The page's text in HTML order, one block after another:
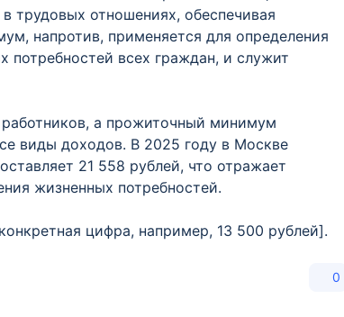
трудовых отношениях, обеспечивая
напротив, применяется для определения
потребностей всех граждан, и служит
а прожиточный минимум
виды доходов. В 2025 году в Москве
21 558 рублей, что отражает
жизненных потребностей.
цифра, например, 13 500 рублей].
0